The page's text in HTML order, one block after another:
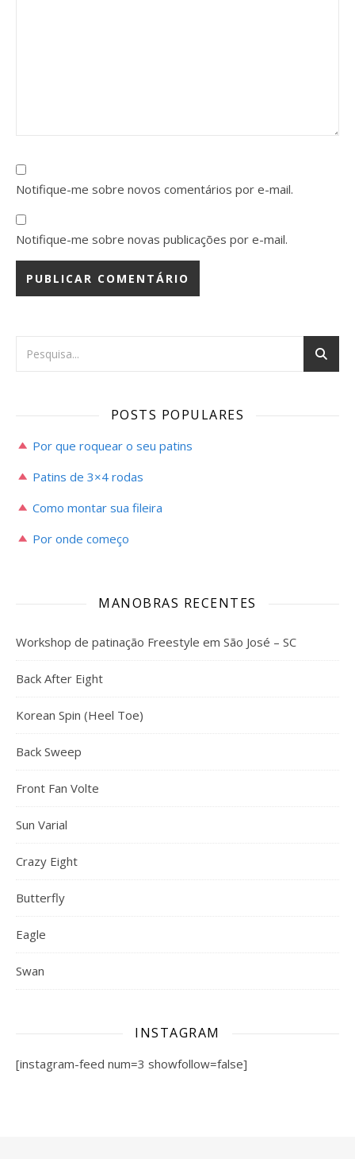
Notifique-me sobre novos comentários por e-mail.
Notifique-me sobre novas publicações por e-mail.
POSTS POPULARES
Por que roquear o seu patins
Patins de 3×4 rodas
Como montar sua fileira
Por onde começo
MANOBRAS RECENTES
Workshop de patinação Freestyle em São José – SC
Back After Eight
Korean Spin (Heel Toe)
Back Sweep
Front Fan Volte
Sun Varial
Crazy Eight
Butterfly
Eagle
Swan
INSTAGRAM
[instagram-feed num=3 showfollow=false]